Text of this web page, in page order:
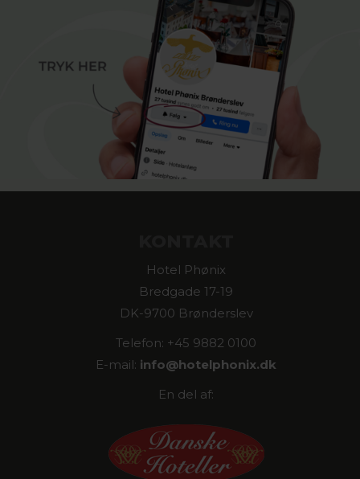
Hotel Phønix
Bredgade 17-19
DK-9700 Brønderslev
Telefon: +45 9882 0100
E-mail: info@hotelphonix.dk
En del af: